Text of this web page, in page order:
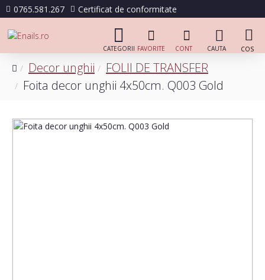
0765.581.267 Certificat de conformitate
Decor unghii
FOLII DE TRANSFER
Foita decor unghii 4x50cm. Q003 Gold